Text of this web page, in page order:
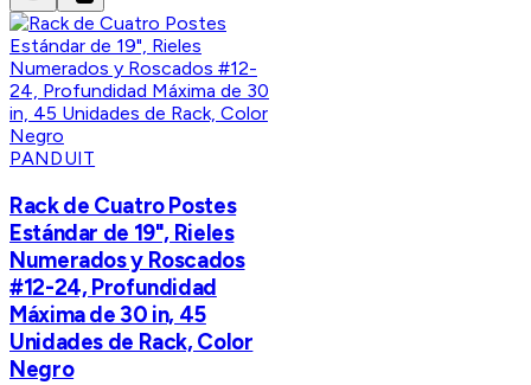
PANDUIT
Rack de Cuatro Postes
Estándar de 19", Rieles
Numerados y Roscados
#12-24, Profundidad
Máxima de 30 in, 45
Unidades de Rack, Color
Negro